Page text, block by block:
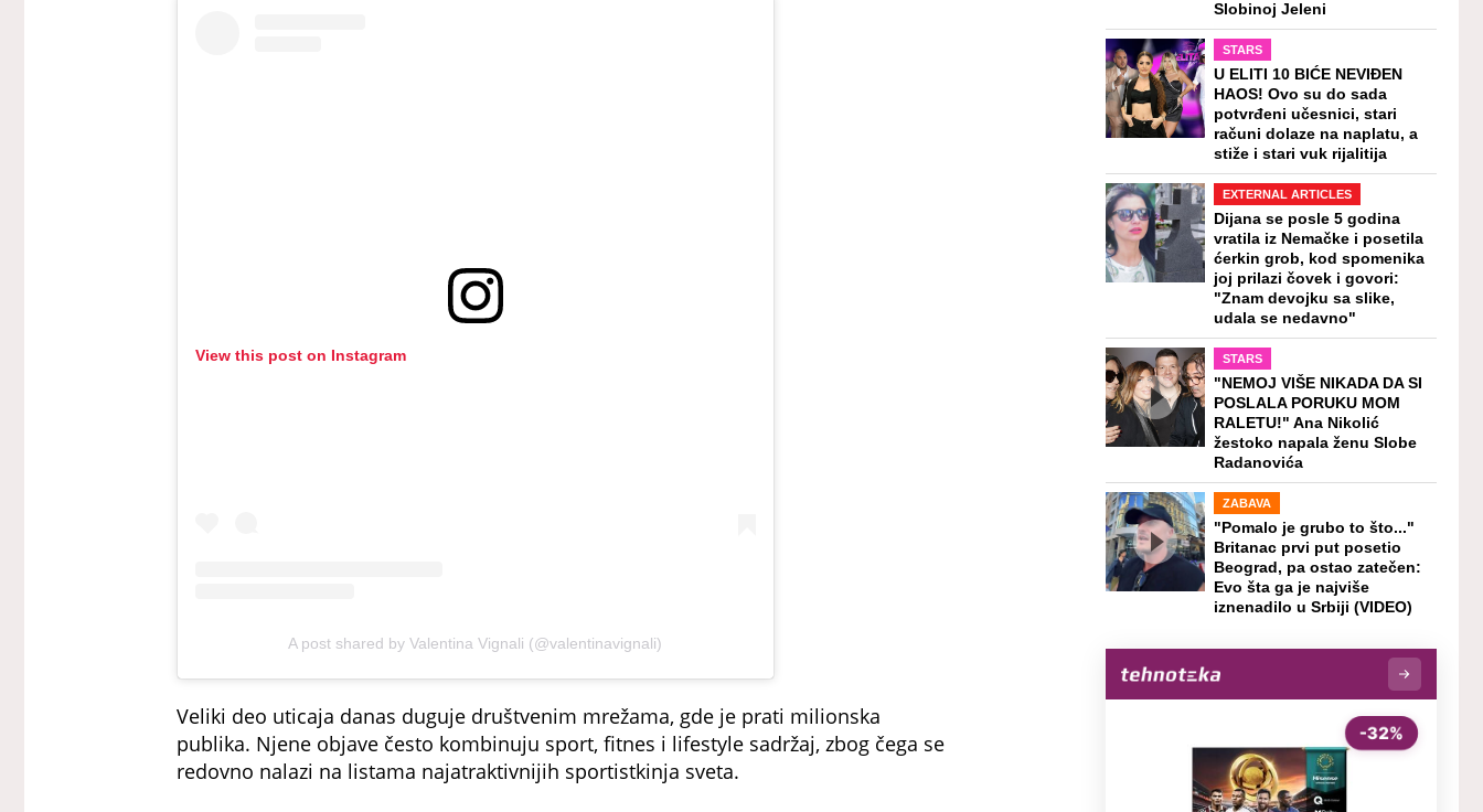
View this post on Instagram
A post shared by Valentina Vignali (@valentinavignali)
Veliki deo uticaja danas duguje društvenim mrežama, gde je prati milionska
publika. Njene objave često kombinuju sport, fitnes i lifestyle sadržaj, zbog čega se
redovno nalazi na listama najatraktivnijih sportistkinja sveta.
Slobinoj Jeleni
STARS
U ELITI 10 BIĆE NEVIĐEN
HAOS! Ovo su do sada
potvrđeni učesnici, stari
računi dolaze na naplatu, a
stiže i stari vuk rijalitija
EXTERNAL ARTICLES
Dijana se posle 5 godina
vratila iz Nemačke i posetila
ćerkin grob, kod spomenika
joj prilazi čovek i govori:
"Znam devojku sa slike,
udala se nedavno"
STARS
"NEMOJ VIŠE NIKADA DA SI
POSLALA PORUKU MOM
RALETU!" Ana Nikolić
žestoko napala ženu Slobe
Radanovića
ZABAVA
"Pomalo je grubo to što..."
Britanac prvi put posetio
Beograd, pa ostao zatečen:
Evo šta ga je najviše
iznenadilo u Srbiji (VIDEO)